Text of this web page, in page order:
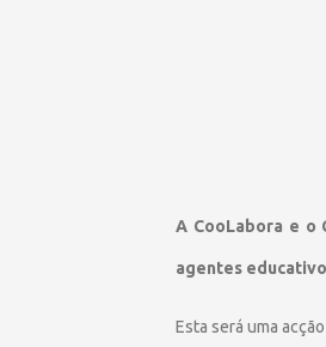
A CooLabora e o
agentes
Esta será uma